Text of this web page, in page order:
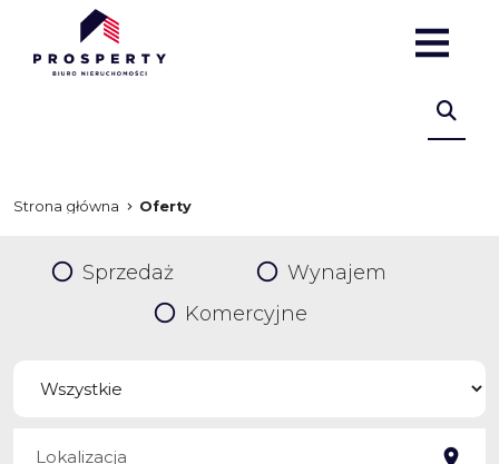
Strona główna Oferty
Sprzedaż
Wynajem
Komercyjne